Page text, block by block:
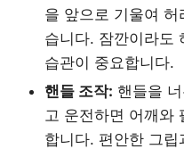
을 앞으로 기울여
습니다. 잠깐이라도
습관이 중요합니다.
핸들 조작: 핸들을
고 운전하면 어깨와
합니다. 편안한 그